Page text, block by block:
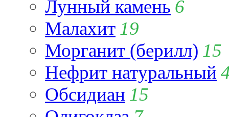
Лунный камень 6
Малахит 19
Морганит (берилл) 15
Нефрит натуральный
Обсидиан 15